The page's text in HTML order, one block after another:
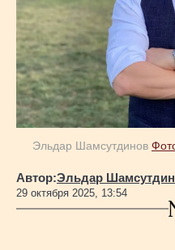
Геополитика
Исследования
Люди
Life & Arts
Эльдар Шамсутдинов
Автор:Эльдар
29 октября 2025, 13:54